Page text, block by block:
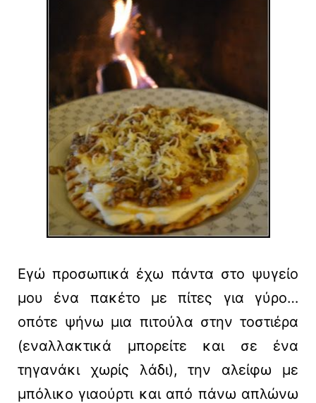
Εγώ προσωπικά έχω πάντα στο ψυγείο
μου ένα πακέτο με πίτες για γύρο…
οπότε ψήνω μια πιτούλα στην τοστιέρα
(εναλλακτικά μπορείτε και σε ένα
τηγανάκι χωρίς λάδι), την αλείφω με
μπόλικο γιαούρτι και από πάνω απλώνω